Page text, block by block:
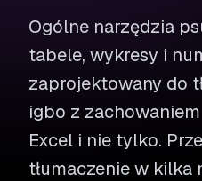
Ogólne narzędzia
tabele, wykresy i
zaprojektowany do
igbo z
Excel i nie tylko.
tłumaczenie w kilka